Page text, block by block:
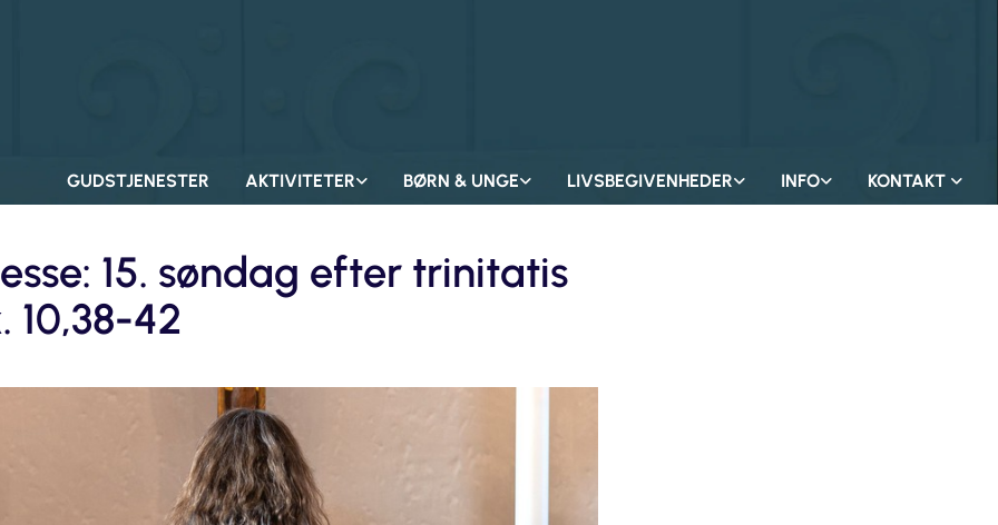
GUDSTJENESTER AKTIVITETER BØRN & UNGE LIVSBEGIVENHEDER INFO KONTAKT
15. søndag efter trinitatis
10,38-42